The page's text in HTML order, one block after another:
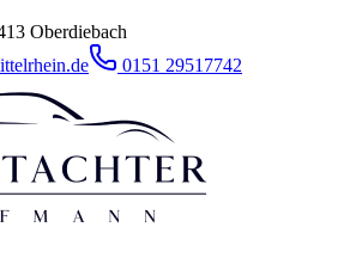
Oberdiebach
0151 29517742